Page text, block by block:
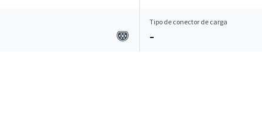
Tipo de conector de carga
–